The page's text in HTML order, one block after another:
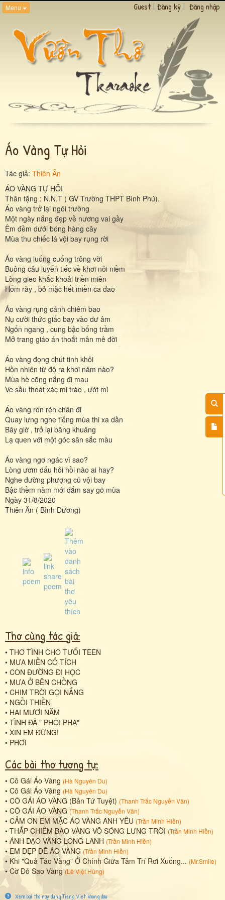
Menu Guest | Đăng ký | Đăng nhập
Áo Vàng Tự Hỏi
Tác giả: Thiên Ân
ÁO VÀNG TỰ HỎI
Thân tặng : N.N.T ( GV Trường THPT Bình Phú).
Áo vàng trở lại ngôi trường
Một ngày nắng đẹp về nương vai gầy
Êm đềm dưới bóng hàng cây
Mùa thu chiếc lá vội bay rụng rời
Áo vàng luống cuống trông vời
Buông câu luyến tiếc về khơi nỗi niềm
Lòng gieo khắc khoải triền miên
Hổm rày , bỏ mặc hết miền ca dao
Áo vàng rụng cánh chiêm bao
Nụ cười thức giấc bay vào dư âm
Ngổn ngang , cung bậc bổng trầm
Mở trang giáo án thoắt mân mê đời
Áo vàng đọng chút tinh khôi
Hồn nhiên từ độ ra khơi năm nào?
Mùa hè cõng nắng đi mau
Ve sầu thoát xác mi trào , ướt mi
Áo vàng rón rén chân đi
Quay lưng nghe tiếng mùa thi xa dần
Bây giờ , trở lại bâng khuâng
Lạ quen với một góc sân sắc màu
Áo vàng ngơ ngác vì sao?
Lòng ươm dấu hỏi hồi nào ai hay?
Nghe đường phượng cũ vội bay
Bậc thềm năm mới đắm say gõ mùa
Ngày 31/8/2020
Thiên Ân ( Bình Dương)
Thơ cùng tác giả:
• THƠ TÌNH CHO TƯỔI TEEN
• MƯA MIỀN CỔ TÍCH
• CON ĐƯỜNG ĐI HỌC
• MƯA Ở BÊN CHỒNG
• CHIM TRỜI GỌI NẮNG
• NGỒI THIỀN
• HAI MƯƠI NĂM
• TÌNH ĐÃ " PHÔI PHA"
• XIN EM ĐỪNG!
• PHƠI
Các bài thơ tương tự:
• Cô Gái Áo Vàng (Hà Nguyên Du)
• Cô Gái Áo Vàng (Hà Nguyên Du)
• CÔ GÁI ÁO VÀNG (Bản Tứ Tuyệt) (Thanh Trắc Nguyễn Văn)
• CÔ GÁI ÁO VÀNG (Thanh Trắc Nguyễn Văn)
• CẢM ƠN EM MẶC ÁO VÀNG ANH YÊU (Trần Minh Hiền)
• THẮP CHIÊM BAO VÀNG VÕ SÓNG LƯNG TRỜI (Trần Minh Hiền)
• ÁNH ĐẠO VÀNG LONG LANH (Trần Minh Hiền)
•EM ĐẸP ĐẼ ÁO VÀNG (Trần Minh Hiền)
• Khi "Quả Táo Vàng" Ở Chính Giữa Tâm Trí Rơi Xuống... (Mr.Smile)
•Cờ Đỏ Sao Vàng (Lê Việt Hùng)
Xem bai tho nay dung Tieng Viet khong dau